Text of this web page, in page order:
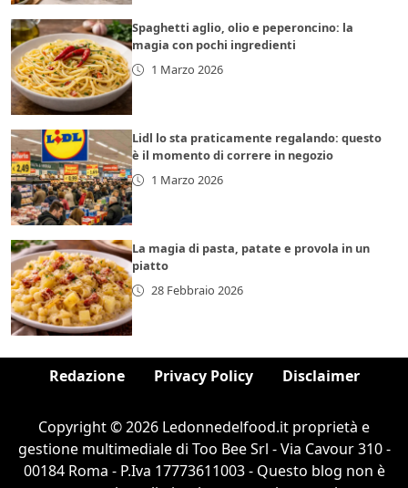
Spaghetti aglio, olio e peperoncino: la
magia con pochi ingredienti
1 Marzo 2026
Lidl lo sta praticamente regalando: questo
è il momento di correre in negozio
1 Marzo 2026
La magia di pasta, patate e provola in un
piatto
28 Febbraio 2026
Redazione Privacy Policy Disclaimer
Copyright © 2026 Ledonnedelfood.it proprietà e
gestione multimediale di Too Bee Srl - Via Cavour 310 -
00184 Roma - P.Iva 17773611003 - Questo blog non è